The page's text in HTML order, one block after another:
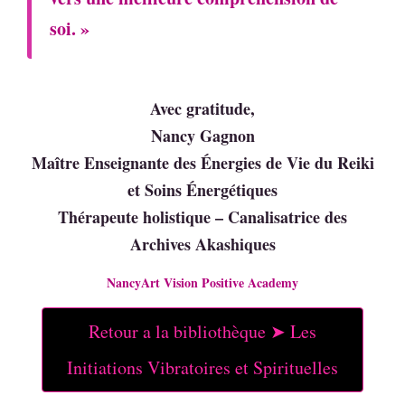
soi. »
Avec gratitude,
Nancy Gagnon
Maître Enseignante des Énergies de Vie du Reiki
et Soins Énergétiques
Thérapeute holistique – Canalisatrice des
Archives Akashiques
NancyArt Vision Positive Academy
Retour a la bibliothèque ➤ Les
Initiations Vibratoires et Spirituelles